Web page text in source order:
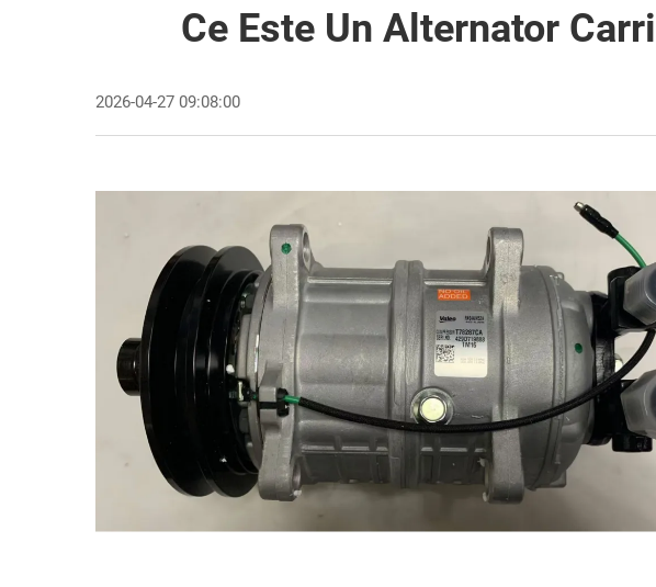
Ce Este Un Alternator
2026-04-27 09:08:00